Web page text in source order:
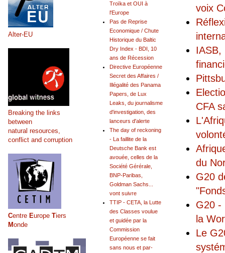
voix
IASB,
CFA
du
G20
G20 -
la
Le
Troïka et OUI à
l'Europe
Pas de Reprise
Economique / Chute
Historique du Baltic
Dry Index - BDI, 10
ans de Récession
Directive Européenne
Secret des Affaires /
Illégalité des Panama
Papers, de Lux
Leaks, du journalisme
d'investigation, des
lanceurs d'alerte
The day of reckoning
- La faillite de la
Deutsche Bank est
avouée, celles de la
Société Gérérale,
BNP-Paribas,
Goldman Sachs...
vont suivre
TTIP - CETA, la Lutte
des Classes voulue
et guidée par la
Commission
Européenne se fait
sans nous et par-
Alter-EU
Breaking the links
between
natural resources,
conflict and corruption
Centre Europe Tiers
Monde